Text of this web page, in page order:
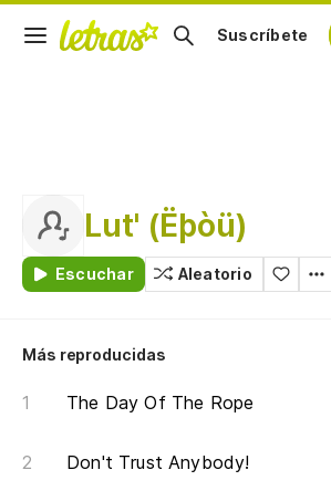
Suscríbete
Lut' (Ëþòü)
Escuchar Aleatorio
Más reproducidas
The Day Of The Rope
Don't Trust Anybody!